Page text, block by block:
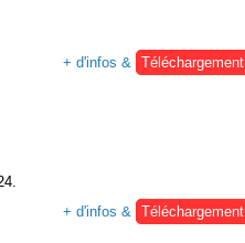
+ d'infos &
Téléchargement
+ d'infos &
Téléchargement